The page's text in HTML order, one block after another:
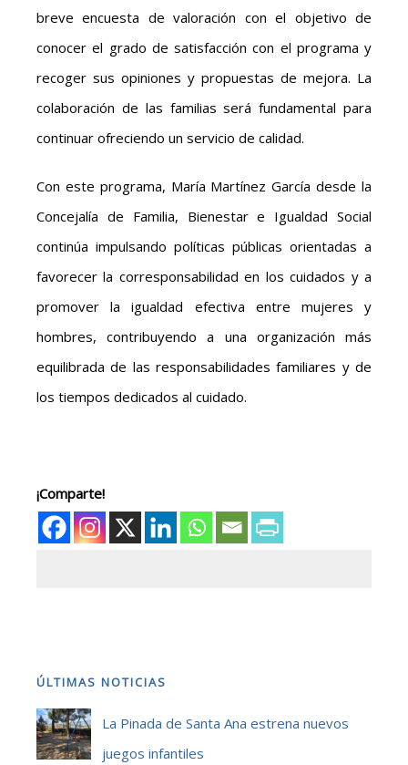
breve encuesta de valoración con el objetivo de
conocer el grado de satisfacción con el programa y
recoger sus opiniones y propuestas de mejora. La
colaboración de las familias será fundamental para
continuar ofreciendo un servicio de calidad.
Con este programa, María Martínez García desde la
Concejalía de Familia, Bienestar e Igualdad Social
continúa impulsando políticas públicas orientadas a
favorecer la corresponsabilidad en los cuidados y a
promover la igualdad efectiva entre mujeres y
hombres, contribuyendo a una organización más
equilibrada de las responsabilidades familiares y de
los tiempos dedicados al cuidado.
¡Comparte!
ÚLTIMAS NOTICIAS
La Pinada de Santa Ana estrena nuevos
juegos infantiles